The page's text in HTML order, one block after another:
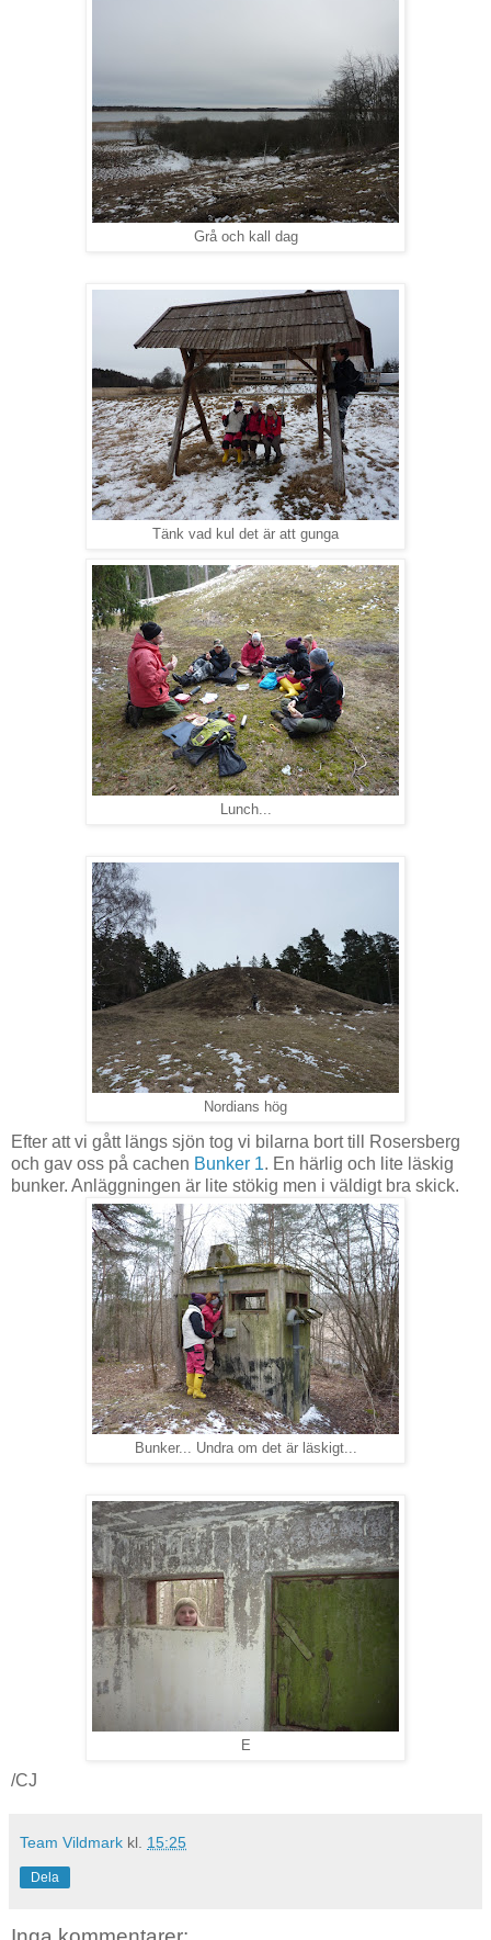
Grå och kall dag
Tänk vad kul det är att gunga
Lunch...
Nordians hög
Efter att vi gått längs sjön tog vi bilarna bort till Rosersberg
och gav oss på cachen Bunker 1. En härlig och lite läskig
bunker. Anläggningen är lite stökig men i väldigt bra skick.
Bunker... Undra om det är läskigt...
E
/CJ
Team Vildmark kl. 15:25
Dela